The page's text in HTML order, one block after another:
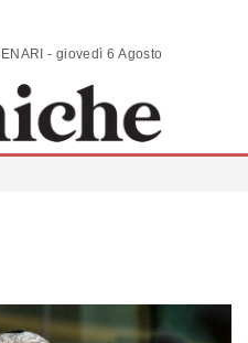
ANALISI | COMMENTI | SCENARI - giovedì 6 Agosto 2026